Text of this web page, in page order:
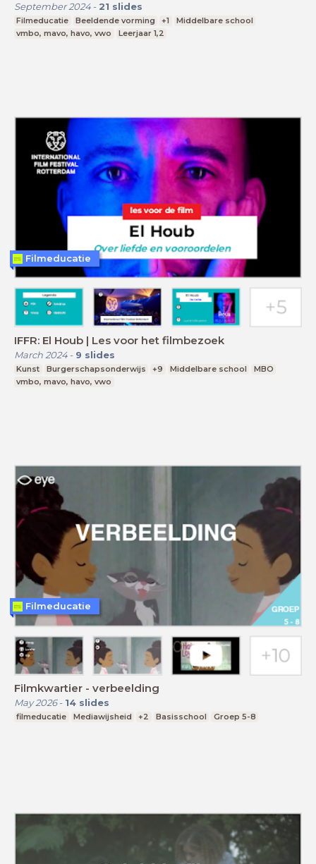
September 2024- 21 slides
Filmeducatie Beeldende vorming +1
Middelbare school
vmbo, mavo, havo, vwo
Leerjaar 1,2
IFFR: El Houb | Les voor het filmbezoek
March 2024- 9 slides
Kunst Burgerschapsonderwijs +9 Middelbare school
MBO
vmbo, mavo, havo, vwo
Filmeducatie
Filmkwartier - verbeelding
May 2026- 14 slides
filmeducatie Mediawijsheid +2 Basisschool Groep 5-8
Filmeducatie